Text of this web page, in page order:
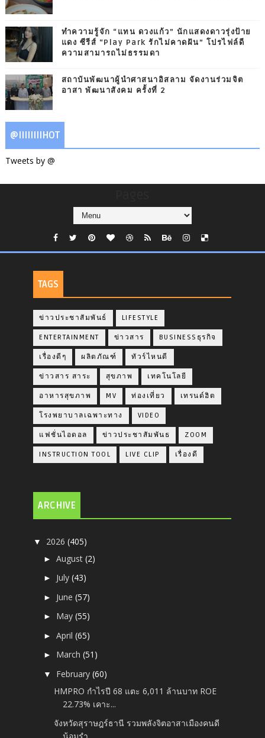
ทำความรู้จัก “แทน ดวงแก้ว” นักแสดงดาวรุ่งป้าย
แดง ซีรีส์ “Play Park รักไม่คาดฝัน” โปรไฟล์ดี
ความสามารถไม่ธรรมดา
สถาบันพัฒนาผู้นำศาสนาอิสลาม จัดงานร่วมจิต
อาสา พัฒนาสังคม ครั้งที่ 2
@IIIIIIIIHOT
Tweets by @
TAGS
ข่าวประชาสัมพันธ์ LIFESTYLE
ENTERTAINMENT ข่าวสาร BUSINESSธุรกิจ
เรื่องดีๆ ผลิตภัณฑ์ ทัวร์ไหนดี
ข่าวสาร สาระ สุขภาพ เทคโนโลยี
อาหารสุขภาพ MV ท่องเที่ยว เทรนด์ฮิต
โรงพยาบาลเฉพาะทาง VIDEO
แฟชั่นไอดอล ข่าวประชาสัมพันธ ZOOM
INSTRUCTION TOOL LIVE CLIP เรื่องดี
ARCHIVE
▼ 2026(405)
►August(2)
► July(43)
► June(57)
► May(55)
►April(65)
► March(51)
▼ February(60)
HMPRO กำไรปี 68 แตะ 6,011 ล้านบาท ROE
22.73% เคาะ...
จังหวัดสุราษฎร์ธานี รวมพลังจิตอาสาเมืองคนดี